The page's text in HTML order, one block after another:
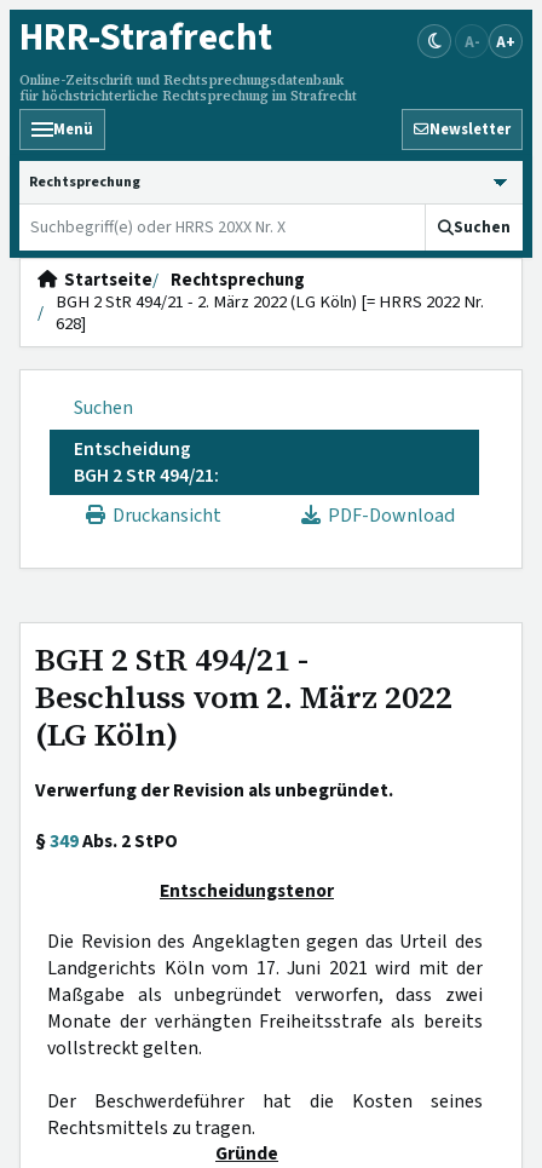
HRR-Strafrecht
Online-Zeitschrift und Rechtsprechungsdatenbank
für höchstrichterliche Rechtsprechung im Strafrecht
A- A+
Menü Newsletter
HRRS durchsuchen
Suchen
Startseite
Rechtsprechung
BGH 2 StR 494/21 - 2. März 2022 (LG Köln) [= HRRS 2022 Nr.
628]
Suchen
Entscheidung
BGH 2 StR 494/21:
Druckansicht
PDF-Download
BGH 2 StR 494/21 -
Beschluss vom 2. März 2022
(LG Köln)
Verwerfung der Revision als unbegründet.
§349Abs. 2 StPO
Entscheidungstenor
Die Revision des Angeklagten gegen das Urteil des
Landgerichts Köln vom 17. Juni 2021 wird mit der
Maßgabe als unbegründet verworfen, dass zwei
Monate der verhängten Freiheitsstrafe als bereits
vollstreckt gelten.
Der Beschwerdeführer hat die Kosten seines
Rechtsmittels zu tragen.
Gründe